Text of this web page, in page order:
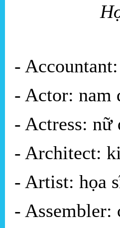
-
- Actor: nam
- Actress: nữ
- Architect:
- Artist: họa
- Assembler: